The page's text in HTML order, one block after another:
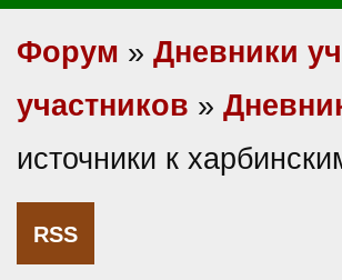
Форум » Дневники
участников »
источники к
RSS